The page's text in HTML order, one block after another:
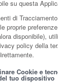
su questa
di
proprie
disponibile),
policy della
Cookie e
tuo dispositivo